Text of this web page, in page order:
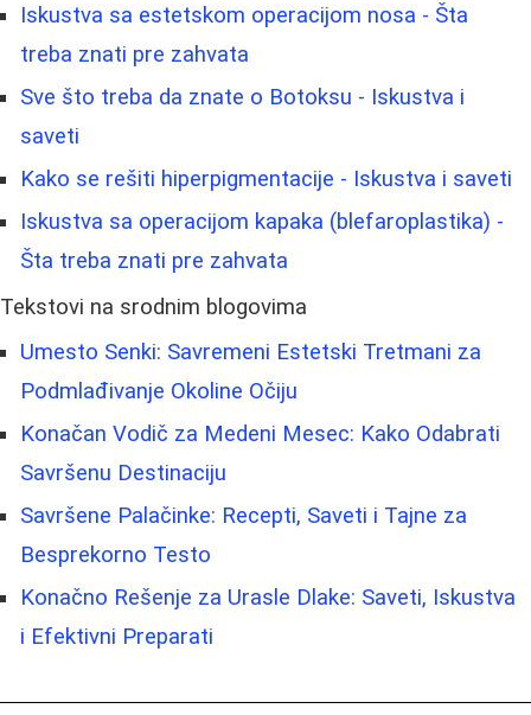
Iskustva sa estetskom operacijom nosa - Šta
treba znati pre zahvata
Sve što treba da znate o Botoksu - Iskustva i
saveti
Kako se rešiti hiperpigmentacije - Iskustva i saveti
Iskustva sa operacijom kapaka (blefaroplastika) -
Šta treba znati pre zahvata
Tekstovi na srodnim blogovima
Umesto Senki: Savremeni Estetski Tretmani za
Podmlađivanje Okoline Očiju
Konačan Vodič za Medeni Mesec: Kako Odabrati
Savršenu Destinaciju
Savršene Palačinke: Recepti, Saveti i Tajne za
Besprekorno Testo
Konačno Rešenje za Urasle Dlake: Saveti, Iskustva
i Efektivni Preparati